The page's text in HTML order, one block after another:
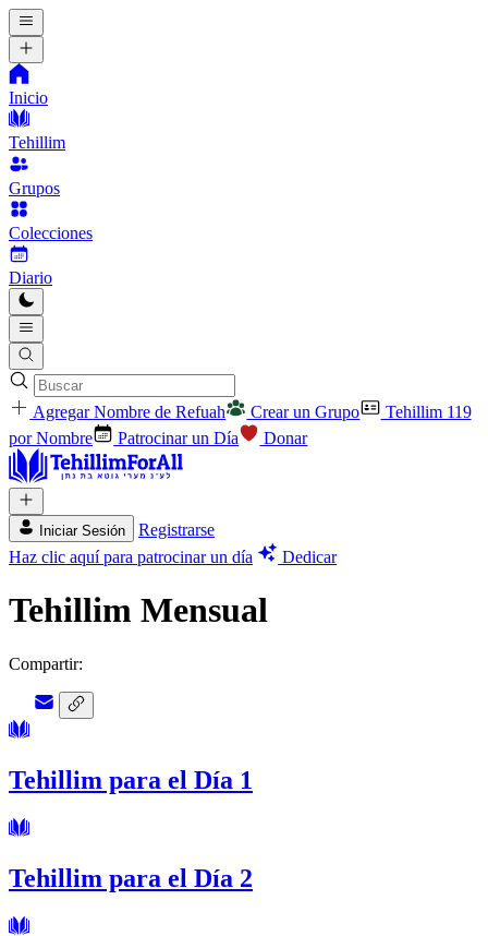
Inicio
Tehillim
Grupos
Colecciones
Diario
Agregar Nombre de Refuah Crear un Grupo
Tehillim 119
por Nombre
Patrocinar un Día Donar
Iniciar Sesión
Registrarse
Haz clic aquí para patrocinar un día
Dedicar
Tehillim Mensual
Compartir:
Tehillim para el Día 1
Tehillim para el Día 2